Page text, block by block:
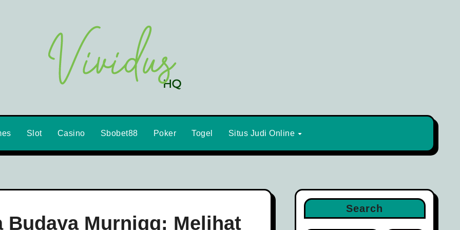
Slot Casino Sbobet88 Poker Togel Situs Judi Online
Budaya Murniqq: Melihat
Search